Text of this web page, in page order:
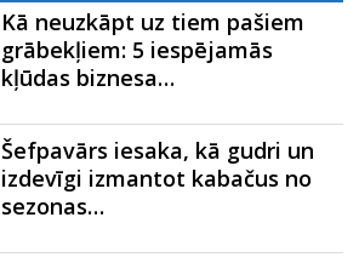
Kā neuzkāpt uz tiem pašiem
grābekļiem: 5 iespējamās
kļūdas biznesa…
Šefpavārs iesaka, kā gudri un
izdevīgi izmantot kabačus no
sezonas…